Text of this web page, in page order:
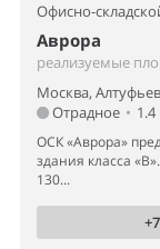
Офисно-
Аврора
реализуемые
Москва,
Отрадное •
ОСК «Аврора»
здания класса
130...